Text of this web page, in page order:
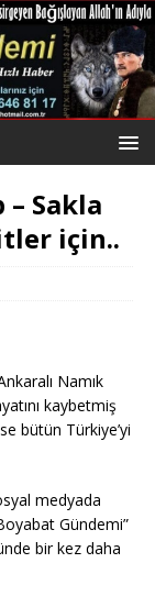
– Sakla
için..
Namık
kaybetmiş
bütün Türkiye’yi
medyada
Gündemi”
bir kez daha